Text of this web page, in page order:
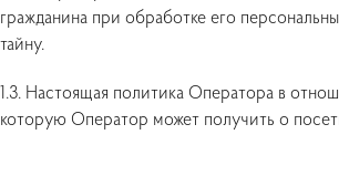
гражданина при обработке его
тайну.
1.3. Настоящая политика Оператора в
которую Оператор может получить о